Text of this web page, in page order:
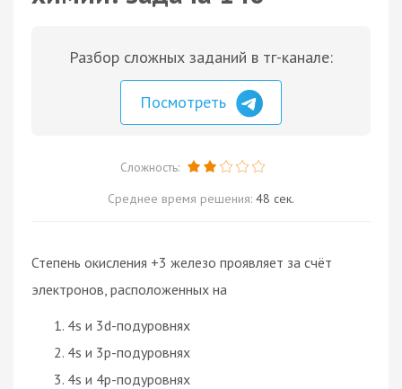
Разбор сложных заданий в тг-канале:
Посмотреть
Сложность:
Среднее время решения: 48 сек.
Степень окисления +3 железо проявляет за счёт
электронов, расположенных на
4s и 3d-подуровнях
4s и 3p-подуровнях
4s и 4p-подуровнях